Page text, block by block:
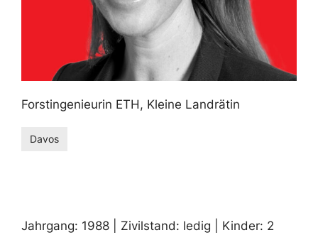
Forstingenieurin ETH, Kleine Landrätin
Davos
Jahrgang: 1988 | Zivilstand: ledig | Kinder: 2